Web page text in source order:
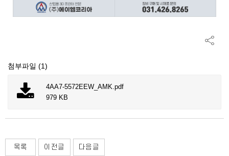
첨부파일 (1)
4AA7-5572EEW_AMK.pdf
979 KB
목록 이전글 다음글